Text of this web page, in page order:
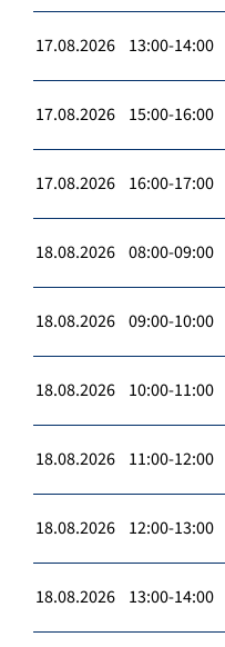
17.08.2026 13:00-14:00
17.08.2026 15:00-16:00
17.08.2026 16:00-17:00
18.08.2026 08:00-09:00
18.08.2026 09:00-10:00
18.08.2026 10:00-11:00
18.08.2026 11:00-12:00
18.08.2026 12:00-13:00
18.08.2026 13:00-14:00